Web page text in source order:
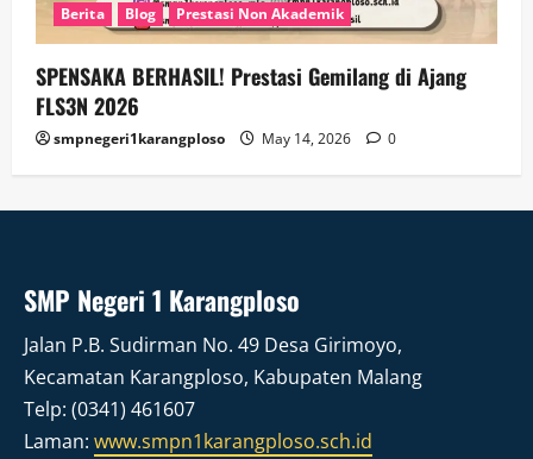
Berita Blog Prestasi Non Akademik
SPENSAKA BERHASIL! Prestasi Gemilang di Ajang
FLS3N 2026
smpnegeri1karangploso May 14, 2026 0
SMP Negeri 1 Karangploso
Jalan P.B. Sudirman No. 49 Desa Girimoyo,
Kecamatan Karangploso, Kabupaten Malang
Telp: (0341) 461607
Laman: www.smpn1karangploso.sch.id